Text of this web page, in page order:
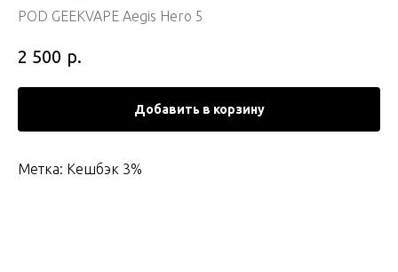
POD GEEKVAPE Aegis Hero 5
2 500 р.
Добавить в корзину
Метка: Кешбэк 3%